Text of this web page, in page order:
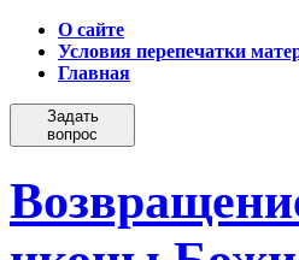
О сайте
Условия перепечатки
Главная
Задать
вопрос